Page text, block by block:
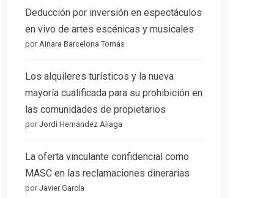
Deducción por inversión en espectáculos
en vivo de artes escénicas y musicales
por Ainara Barcelona Tomás
Los alquileres turísticos y la nueva
mayoría cualificada para su prohibición en
las comunidades de propietarios
por Jordi Hernández Aliaga
La oferta vinculante confidencial como
MASC en las reclamaciones dinerarias
por Javier García